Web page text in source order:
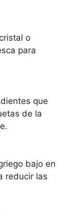
o
para
que
de la
bajo en
reducir las